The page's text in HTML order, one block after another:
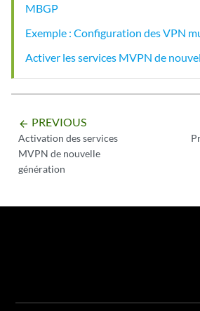
MBGP
Exemple : Configuration des VPN
Activer les services MVPN de
arrow_backward PREVIOUS
Activation des services
MVPN de nouvelle
génération